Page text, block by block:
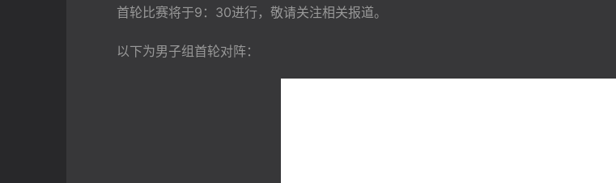
首轮比赛将于9：30进行，敬请关注相关报道。
以下为男子组首轮对阵：